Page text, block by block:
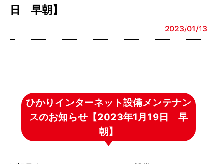
日 早朝】
2023/01/13
ひかりインターネット設備メンテナン
スのお知らせ【2023年1月19日 早
朝】